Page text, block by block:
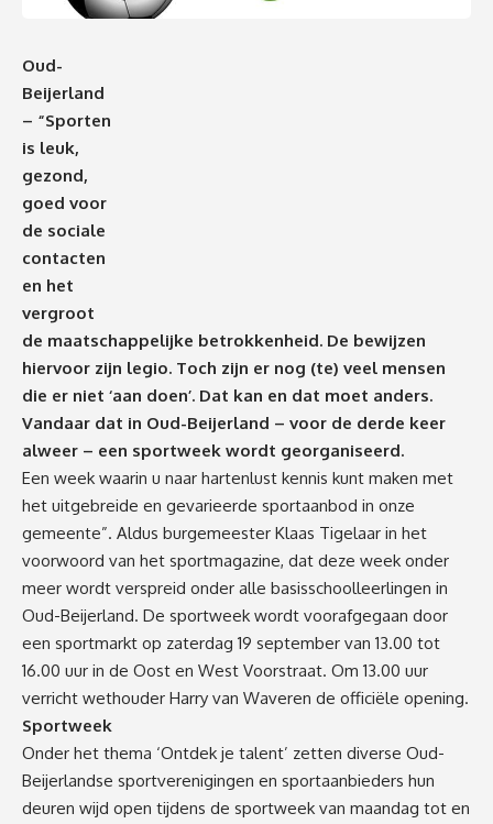
Oud-
Beijerland
– “Sporten
is leuk,
gezond,
goed voor
de sociale
contacten
en het
vergroot
de maatschappelijke betrokkenheid. De bewijzen
hiervoor zijn legio. Toch zijn er nog (te) veel mensen
die er niet ‘aan doen’. Dat kan en dat moet anders.
Vandaar dat in Oud-Beijerland – voor de derde keer
alweer – een sportweek wordt georganiseerd.
Een week waarin u naar hartenlust kennis kunt maken met
het uitgebreide en gevarieerde sportaanbod in onze
gemeente”. Aldus burgemeester Klaas Tigelaar in het
voorwoord van het sportmagazine, dat deze week onder
meer wordt verspreid onder alle basisschoolleerlingen in
Oud-Beijerland. De sportweek wordt voorafgegaan door
een sportmarkt op zaterdag 19 september van 13.00 tot
16.00 uur in de Oost en West Voorstraat. Om 13.00 uur
verricht wethouder Harry van Waveren de officiële opening.
Sportweek
Onder het thema ‘Ontdek je talent’ zetten diverse Oud-
Beijerlandse sportverenigingen en sportaanbieders hun
deuren wijd open tijdens de sportweek van maandag tot en